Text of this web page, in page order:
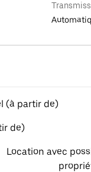
(à partir de)
de)
Location avec